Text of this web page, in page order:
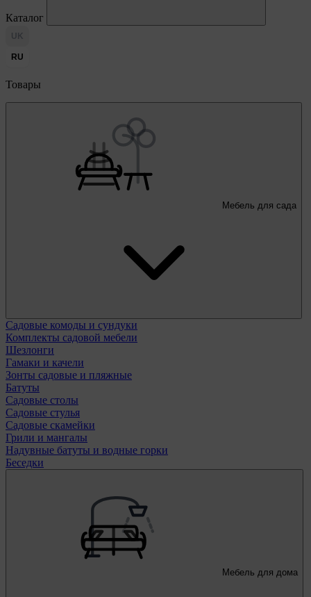
Каталог
UK
RU
Товары
Мебель для сада
Садовые комоды и сундуки
Комплекты садовой мебели
Шезлонги
Гамаки и качели
Зонты садовые и пляжные
Батуты
Садовые столы
Садовые стулья
Садовые скамейки
Грили и мангалы
Надувные батуты и водные горки
Беседки
Мебель для дома